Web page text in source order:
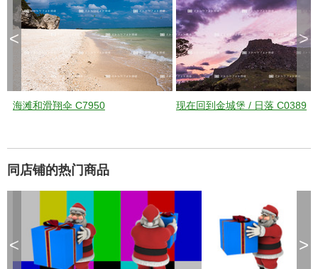
海滩和滑翔伞 C7950 现在回到金城堡 / 日落 C0389
< >
同店铺的热门商品
< >